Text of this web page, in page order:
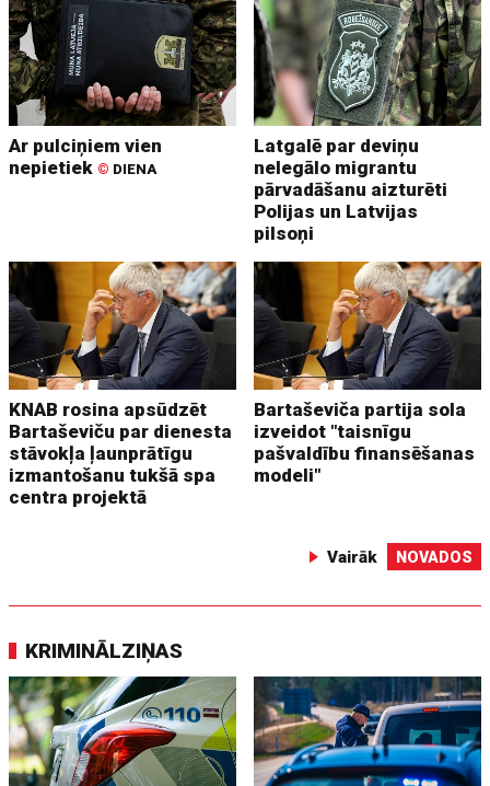
Ar pulciņiem vien
nepietiek © DIENA
Latgalē par deviņu
nelegālo migrantu
pārvadāšanu aizturēti
Polijas un Latvijas
pilsoņi
KNAB rosina apsūdzēt
Bartaševiču par dienesta
stāvokļa ļaunprātīgu
izmantošanu tukšā spa
centra projektā
Bartaševiča partija sola
izveidot "taisnīgu
pašvaldību finansēšanas
modeli"
Vairāk NOVADOS
KRIMINĀLZIŅAS